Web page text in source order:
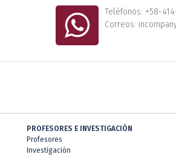
Teléfonos: +58-
Correos:
PROFESORES E INVESTIGACIÓN
Profesores
Investigación